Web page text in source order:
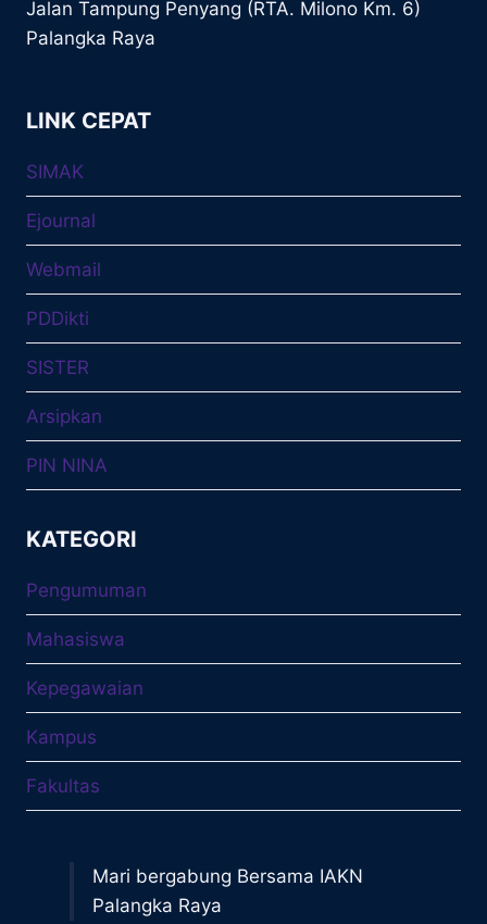
Jalan Tampung Penyang (RTA. Milono Km. 6)
Palangka Raya
LINK CEPAT
SIMAK
Ejournal
Webmail
PDDikti
SISTER
Arsipkan
PIN NINA
KATEGORI
Pengumuman
Mahasiswa
Kepegawaian
Kampus
Fakultas
Mari bergabung Bersama IAKN
Palangka Raya